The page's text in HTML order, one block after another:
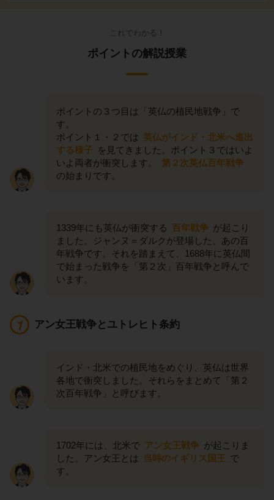
これでわかる！
ポイントの解説授業
ポイントの３つ目は「英仏の植民地戦争」で
す。
ポイント１・２では 英仏がインド・北米へ進出
する様子 を見てきました。ポイント３ではいよ
いよ両者が衝突します。
第２次英仏百年戦争
の始まりです。
1339年にも英仏が衝突する 百年戦争 が起こり
ました。ジャンヌ＝ダルクが登場した、あの百
年戦争です。それを踏まえて、1688年に英仏間
で始まった戦争を「第２次」百年戦争と呼んで
います。
アン女王戦争とユトレヒト条約
インド・北米での植民地をめぐり、英仏は世界
各地で衝突しました。それらをまとめて「第２
次百年戦争」と呼びます。
1702年には、北米で アン女王戦争 が起こりま
した。アン女王とは 当時のイギリス国王 で
す。